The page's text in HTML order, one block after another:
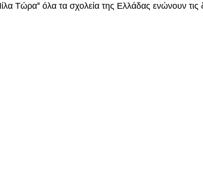
Τώρα" όλα τα σχολεία της Ελλάδας ενώνουν τις